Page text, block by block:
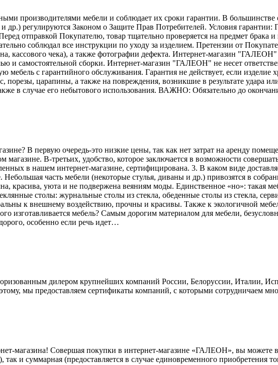
производителями мебели и соблюдает их сроки гарантии. В большинстве
др.) регулируются Законом о Защите Прав Потребителей. Условия гарантии:
отправкой Покупателю, товар тщательно проверяется на предмет брака
соблюдал все инструкции по уходу за изделием. Претензии от
кассового чека), а также фотографии дефекта. Интернет-магазин
и самостоятельной сборки. Интернет-магазин "ГАЛЕОН" не несет
мебель с гарантийного обслуживания. Гарантия не действует, если
порезы, царапины, а также на повреждения, возникшие в результате удара
в случае его небытового использования. ВАЖНО: Обязательно до
В первую очередь-это низкие цены, так как нет затрат на аренду
магазине. В-третьих, удобство, которое заключается в возможности
в нашем интернет-магазине, сертифицирована. 3. В каком виде
часть мебели (некоторые стулья, диваны и др.) привозятся в
красива, уюта и не подвержена веяниям моды. Единственное «но»: такая
столы: журнальные столы из стекла, обеденные столы из стекла,
к внешнему воздействию, прочны и красивы. Также к экологичной
изготавливается мебель? Самым дорогим материалом для мебели,
особенно если речь идет…
дилером крупнейших компаний России, Белоруссии, Италии,
мы предоставляем сертификаты компаний, с которыми сотрудничаем
магазина! Совершая покупки в интернет-магазине «ГАЛЕОН», вы можете
так и суммарная (предоставляется в случае единовременного